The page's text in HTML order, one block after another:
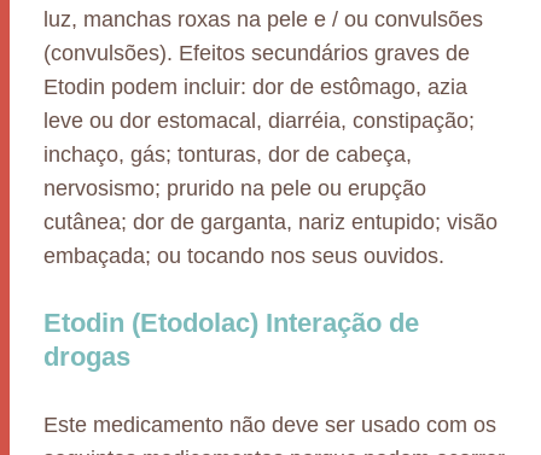
luz, manchas roxas na pele e / ou convulsões
(convulsões). Efeitos secundários graves de
Etodin podem incluir: dor de estômago, azia
leve ou dor estomacal, diarréia, constipação;
inchaço, gás; tonturas, dor de cabeça,
nervosismo; prurido na pele ou erupção
cutânea; dor de garganta, nariz entupido; visão
embaçada; ou tocando nos seus ouvidos.
Etodin (Etodolac) Interação de
drogas
Este medicamento não deve ser usado com os